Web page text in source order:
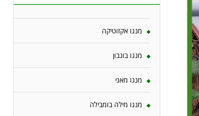
מנגו אקזוטיקה
מנגו בונבון
מנגו מאגי
מנגו מילה בומבילה